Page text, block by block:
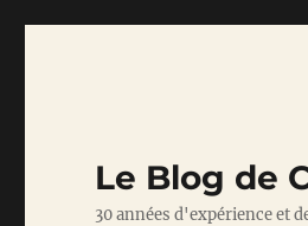
Le Blog de
30 années d'expérience et